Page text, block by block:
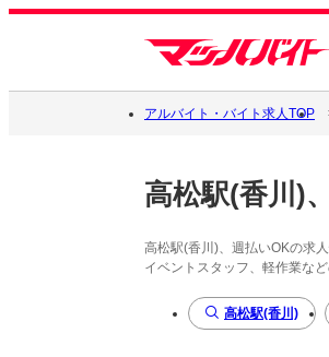
アルバイト・バイト求人TOP
高松駅(香川)
高松駅(香川)、週払いOKの求人
イベントスタッフ、軽作業な
高松駅(香川)